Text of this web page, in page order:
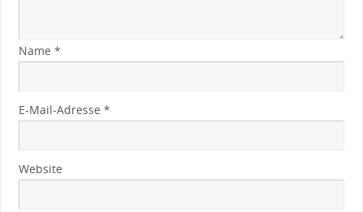
Name *
E-Mail-Adresse *
Website